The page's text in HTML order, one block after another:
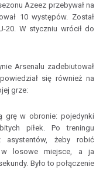
Azeez przebywał na
10 występów. Został
20. W styczniu wrócił do
Arsenalu zadebiutował
się również na
grze:
grę w obronie: pojedynki
piłek. Po treningu
żeby robić
w losowe miejsce, a ja
Było to połączenie